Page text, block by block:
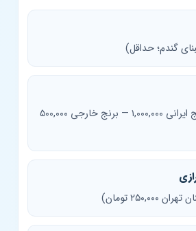
گندم ۲۰۰,۰۰۰ — برنج ایرانی ۱,۰۰۰,۰۰۰ — برنج خارجی ۵۰۰,۰۰۰